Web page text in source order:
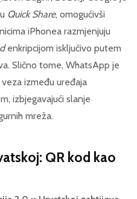
Quick Share, omogućivši
iPhonea razmjenjuju
enkripcijom isključivo putem
Slično tome, WhatsApp je
između uređaja
izbjegavajući slanje
mreža.
QR kod kao